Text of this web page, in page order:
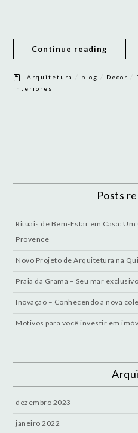
Continue reading
Arquitetura blog Decor
Interiores
Posts
Rituais de Bem-Estar em Casa:
Provence
Novo Projeto de Arquitetura na
Praia da Grama – Seu mar
Inovação – Conhecendo a nova
Motivos para você investir em
dezembro 2023
janeiro 2022